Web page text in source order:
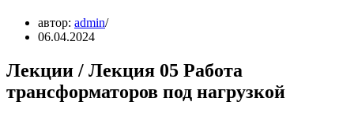
автор: admin
06.04.2024
Лекции / Лекция 05 Работа
трансформаторов под нагрузкой